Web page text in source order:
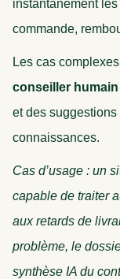
instantanément
commande,
Les cas
conseiller humain
et des
connaissances.
Cas d’usage : un
capable de traiter
aux retards de
problème, le
synthèse IA du